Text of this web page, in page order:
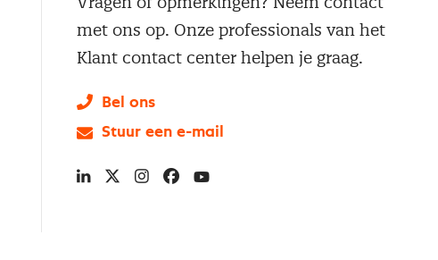
met ons op. Onze professionals van het
Klant contact center helpen je graag.
Bel ons
Stuur een e-mail
LinkedIn
X Instagram
Facebook
YouTube